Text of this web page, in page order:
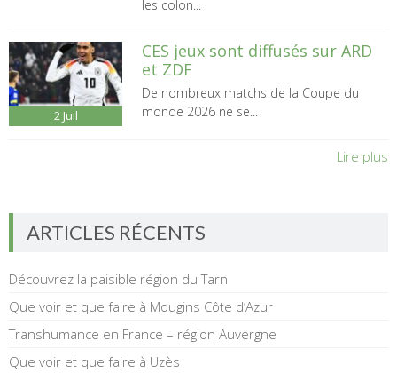
les colon...
2 Juil
CES jeux sont diffusés sur ARD
et ZDF
De nombreux matchs de la Coupe du
monde 2026 ne se...
Lire plus
ARTICLES RÉCENTS
Découvrez la paisible région du Tarn
Que voir et que faire à Mougins Côte d’Azur
Transhumance en France – région Auvergne
Que voir et que faire à Uzès